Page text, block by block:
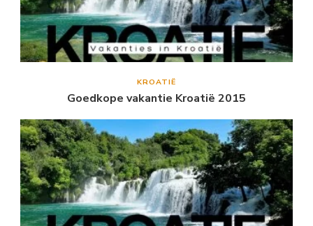
KROATIË
Goedkope vakantie Kroatië 2015